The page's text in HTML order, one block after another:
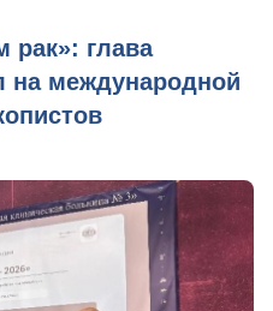
рак»: глава
на международной